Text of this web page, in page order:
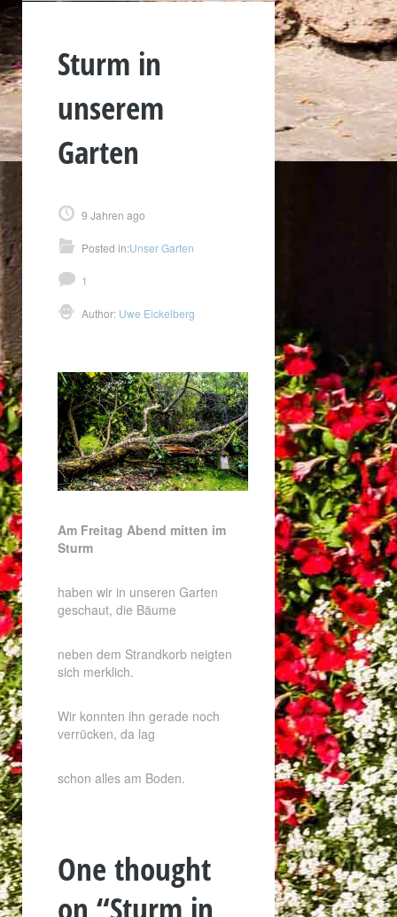
Sturm in
unserem
Garten
9 Jahren ago
Posted in:Unser Garten
1
Author: Uwe Eickelberg
Am Freitag Abend mitten im
Sturm
haben wir in unseren Garten
geschaut, die Bäume
neben dem Strandkorb neigten
sich merklich.
Wir konnten ihn gerade noch
verrücken, da lag
schon alles am Boden.
One thought
on “Sturm in